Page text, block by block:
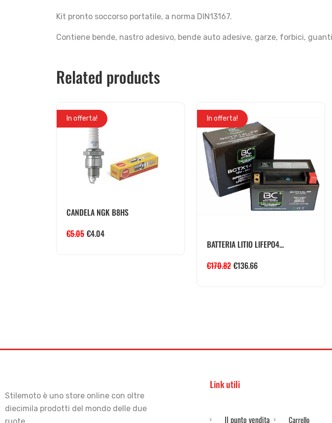
Kit pronto soccorso portatile, a norma DIN13167.
Contiene bende, nastro adesivo, bende auto adesive, garze, forbici, guanti
Related products
In offerta!
CANDELA NGK B8HS
€5.05 €4.04
In offerta!
BATTERIA LITIO LIFEPO4...
€170.82 €136.66
Stilemoto è uno store online con oltre
diecimila prodotti del mondo delle due
Link utili
Il punto vendita Carrello